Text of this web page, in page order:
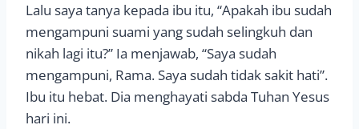
Lalu saya tanya kepada ibu itu, “Apakah ibu sudah
mengampuni suami yang sudah selingkuh dan
nikah lagi itu?” Ia menjawab, “Saya sudah
mengampuni, Rama. Saya sudah tidak sakit hati”.
Ibu itu hebat. Dia menghayati sabda Tuhan Yesus
hari ini.